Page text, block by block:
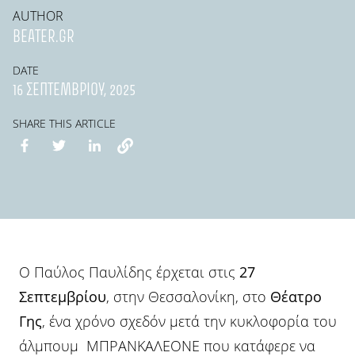
AUTHOR
BEATER.GR
DATE
16 ΣΕΠΤΕΜΒΡΊΟΥ, 2025
SHARE THIS ARTICLE
Ο Παύλος Παυλίδης έρχεται στις 27
Σεπτεμβρίου, στην Θεσσαλονίκη, στο Θέατρο
Γης, ένα χρόνο σχεδόν μετά την κυκλοφορία του
άλμπουμ ΜΠΡΑΝΚΑΛΕΟΝΕ που κατάφερε να